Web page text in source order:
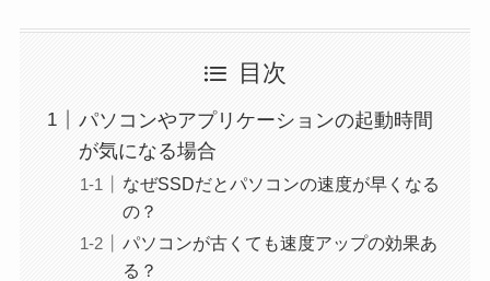
目次
パソコンやアプリケーションの起動時間
が気になる場合
なぜSSDだとパソコンの速度が早くなる
の？
パソコンが古くても速度アップの効果あ
る？